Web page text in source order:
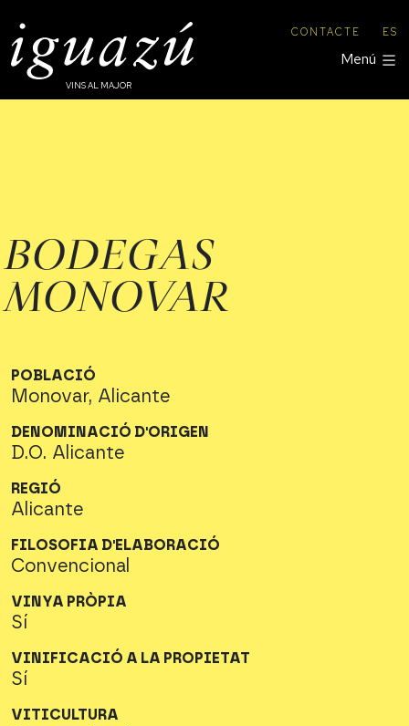
CONTACTE ES
Menú
VINS AL MAJOR
BODEGAS
MONOVAR
POBLACIÓ
Monovar, Alicante
DENOMINACIÓ D'ORIGEN
D.O. Alicante
REGIÓ
Alicante
FILOSOFIA D'ELABORACIÓ
Convencional
VINYA PRÒPIA
Sí
VINIFICACIÓ A LA PROPIETAT
Sí
VITICULTURA